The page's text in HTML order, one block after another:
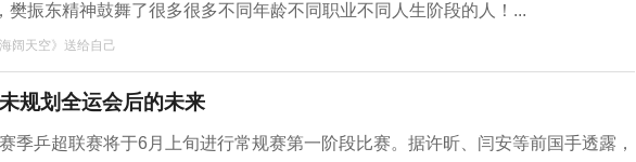
樊振东精神鼓舞了很多很多不同年龄不同职业不同人生阶段的人！...
阔天空》送给自己
规划全运会后的未来
季乒超联赛将于6月上旬进行常规赛第一阶段比赛。据许昕、闫安等前国手透露，